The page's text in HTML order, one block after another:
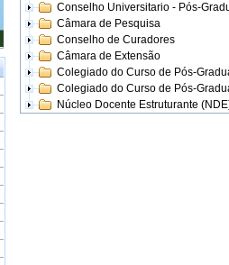
Conselho Universitario - Pós-
Câmara de Pesquisa
Conselho de Curadores
Câmara de Extensão
Colegiado do Curso de Pós-
Colegiado do Curso de Pós-
Núcleo Docente Estruturante